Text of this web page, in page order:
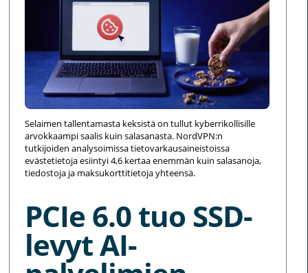
Selaimen tallentamasta keksistä on tullut kyberrikollisille
arvokkaampi saalis kuin salasanasta. NordVPN:n
tutkijoiden analysoimissa tietovarkausaineistoissa
evästetietoja esiintyi 4,6 kertaa enemmän kuin salasanoja,
tiedostoja ja maksukorttitietoja yhteensä.
PCIe 6.0 tuo SSD-
levyt AI-